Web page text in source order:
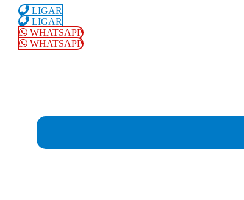
LIGAR
LIGAR
WHATSAPP
WHATSAPP